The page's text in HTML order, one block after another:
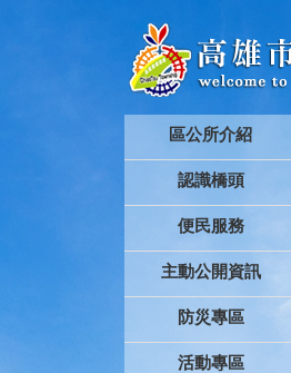
區公所介紹
認識橋頭
便民服務
主動公開資訊
防災專區
活動專區